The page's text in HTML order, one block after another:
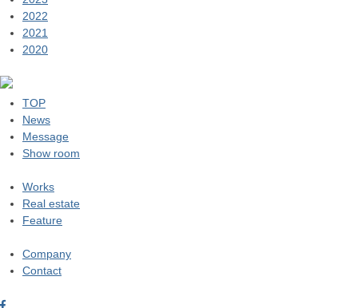
2022
2021
2020
TOP
News
Message
Show room
Works
Real estate
Feature
Company
Contact